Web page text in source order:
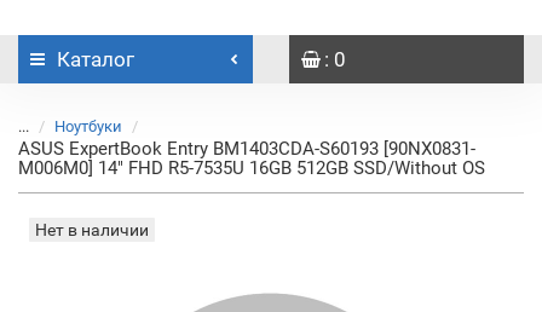
Каталог : 0
... Ноутбуки
ASUS ExpertBook Entry BM1403CDA-S60193 [90NX0831-
M006M0] 14" FHD R5-7535U 16GB 512GB SSD/Without OS
Нет в наличии